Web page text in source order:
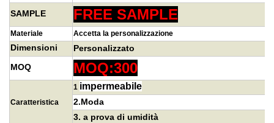
SAMPLE
FREE SAMPLE
Materiale Accetta la personalizzazione
Dimensioni
Personalizzato
MOQ
MOQ:300
Caratteristica
1 impermeabile
2.Moda
3. a prova di umidità